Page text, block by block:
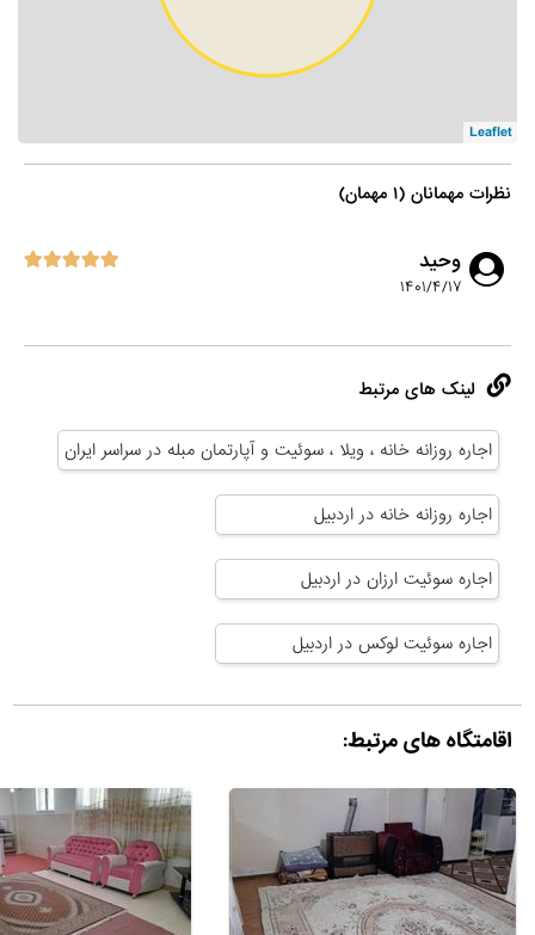
Leaflet
نظرات مهمانان (۱ مهمان)
وحید
۱۴۰۱/۴/۱۷
لینک های مرتبط
اجاره روزانه خانه ، ویلا ، سوئیت و آپارتمان مبله در سراسر ایران
اجاره روزانه خانه در اردبیل
اجاره سوئیت ارزان در اردبیل
اجاره سوئیت لوکس در اردبیل
اقامتگاه های مرتبط: